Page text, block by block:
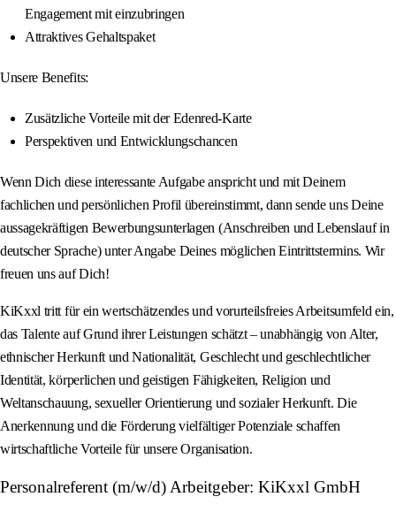
Engagement mit einzubringen
Attraktives Gehaltspaket
Unsere Benefits:
Zusätzliche Vorteile mit der Edenred-Karte
Perspektiven und Entwicklungschancen
Wenn Dich diese interessante Aufgabe anspricht und mit Deinem
fachlichen und persönlichen Profil übereinstimmt, dann sende uns Deine
aussagekräftigen Bewerbungsunterlagen (Anschreiben und Lebenslauf in
deutscher Sprache) unter Angabe Deines möglichen Eintrittstermins. Wir
freuen uns auf Dich!
KiKxxl tritt für ein wertschätzendes und vorurteilsfreies Arbeitsumfeld ein,
das Talente auf Grund ihrer Leistungen schätzt – unabhängig von Alter,
ethnischer Herkunft und Nationalität, Geschlecht und geschlechtlicher
Identität, körperlichen und geistigen Fähigkeiten, Religion und
Weltanschauung, sexueller Orientierung und sozialer Herkunft. Die
Anerkennung und die Förderung vielfältiger Potenziale schaffen
wirtschaftliche Vorteile für unsere Organisation.
Personalreferent (m/w/d) Arbeitgeber: KiKxxl GmbH